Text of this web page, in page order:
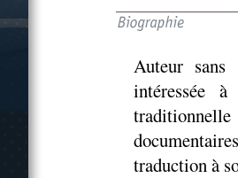
Auteur
intéressée
traduction à